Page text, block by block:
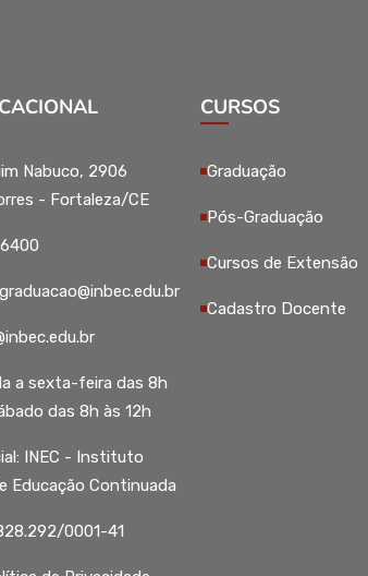
Nabuco, 2906
- Fortaleza/CE
a sexta-feira das 8h
das 8h às 12h
INEC - Instituto
Educação Continuada
0001-41
CURSOS
Graduação
Pós-Graduação
Cursos de Extensão
Cadastro Docente